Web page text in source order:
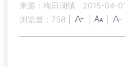
来源：梅田湖镇
2015-04-
浏览量： 758